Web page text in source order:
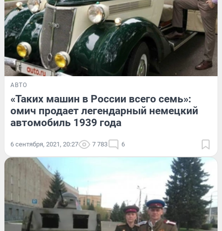
АВТО
«Таких машин в России всего семь»:
омич продает легендарный немецкий
автомобиль 1939 года
6 сентября, 2021, 20:27 7 783 6